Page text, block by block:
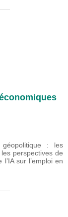
: les
perspectives de
sur l’emploi en